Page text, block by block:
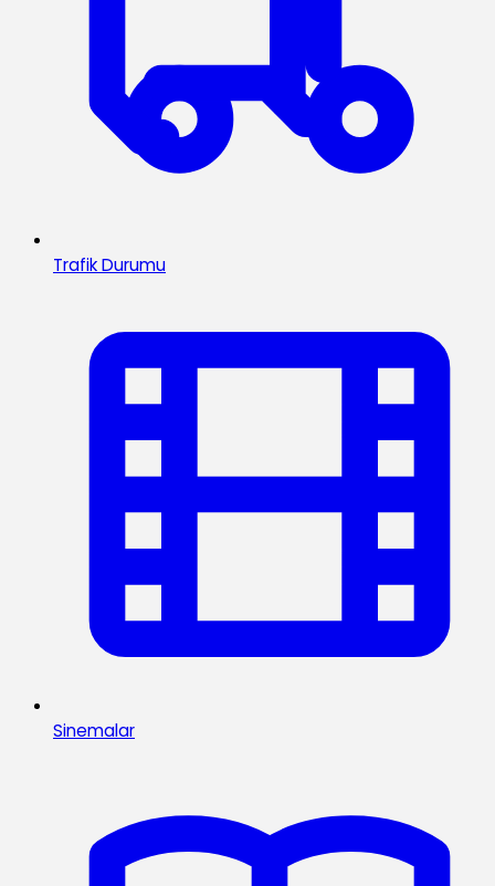
Trafik Durumu
Sinemalar